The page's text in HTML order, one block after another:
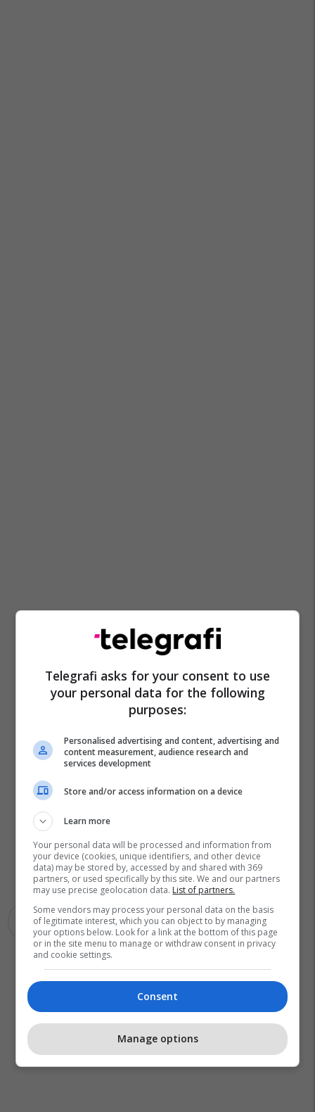
Antigravity Dji Droni
Telegrafi asks for your consent to use
your personal data for the following
purposes:
Personalised advertising and content, advertising and
content measurement, audience research and
services development
Store and/or access information on a device
Learn more
Your personal data will be processed and information from
your device (cookies, unique identifiers, and other device
data) may be stored by, accessed by and shared with 369
partners, or used specifically by this site. We and our partners
may use precise geolocation data. List of partners.
Some vendors may process your personal data on the basis
of legitimate interest, which you can object to by managing
your options below. Look for a link at the bottom of this page
or in the site menu to manage or withdraw consent in privacy
and cookie settings.
Consent
Manage options